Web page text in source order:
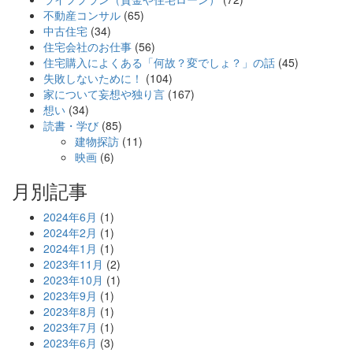
不動産コンサル (65)
中古住宅 (34)
住宅会社のお仕事 (56)
住宅購入によくある「何故？変でしょ？」の話 (45)
失敗しないために！ (104)
家について妄想や独り言 (167)
想い (34)
読書・学び (85)
建物探訪 (11)
映画 (6)
月別記事
2024年6月 (1)
2024年2月 (1)
2024年1月 (1)
2023年11月 (2)
2023年10月 (1)
2023年9月 (1)
2023年8月 (1)
2023年7月 (1)
2023年6月 (3)